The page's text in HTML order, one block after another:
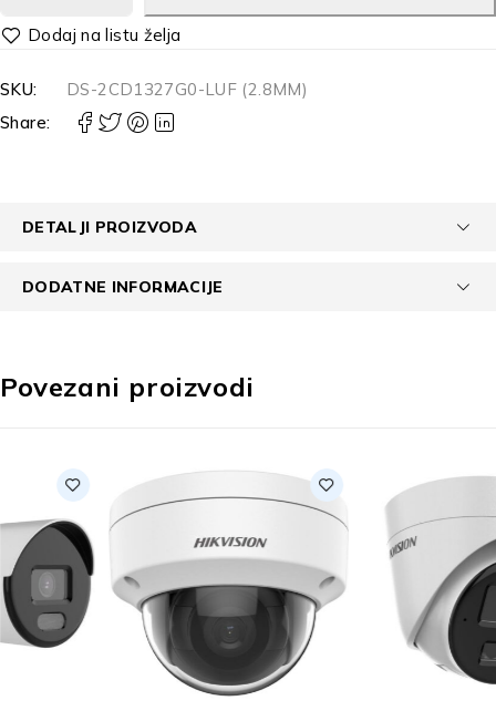
Alternative:
SKU:
DS-2CD1327G0-LUF (2.8MM)
Share:
DETALJI PROIZVODA
DODATNE INFORMACIJE
Povezani proizvodi